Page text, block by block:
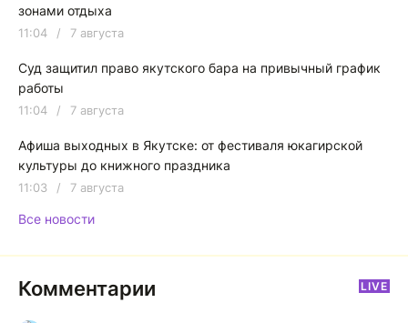
зонами отдыха
11:04 / 7 августа
Суд защитил право якутского бара на привычный график
работы
11:04 / 7 августа
Афиша выходных в Якутске: от фестиваля юкагирской
культуры до книжного праздника
11:03 / 7 августа
Все новости
Комментарии LIVE